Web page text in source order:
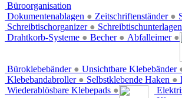
Büroorganisation
Dokumentenablagen ● Zeitschriftenständer ●
Schreibtischorganizer ● Schreibtischunterlagen
Drahtkorb-Systeme ● Becher ● Abfalleimer ●
Büroklebebänder ● Unsichtbare Klebebänder
Klebebandabroller ● Selbstklebende Haken ●
Wiederablösbare Klebepads ●